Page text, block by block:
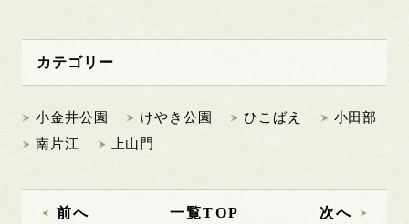
カテゴリー
小金井公園 けやき公園 ひこばえ
小田部
南片江
上山門
前へ 一覧TOP 次へ